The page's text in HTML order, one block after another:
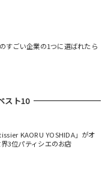
すごい企業の1つに選ばれたら
スト10
KAORU YOSHIDA」がオ
3位パティシエのお店